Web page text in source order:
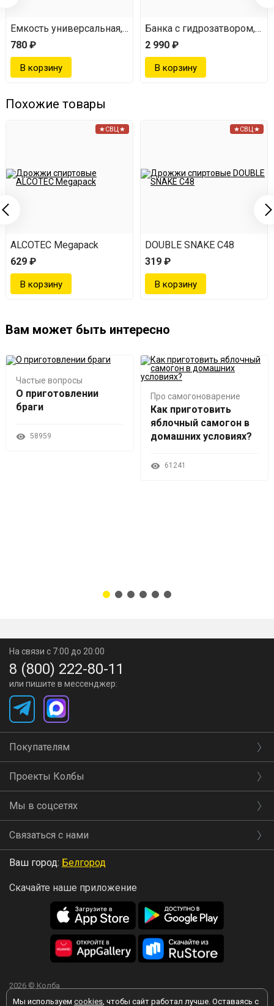
Емкость универсальная, 32 л
780 ₽
Банка с гидрозатвором, 25
2 990 ₽
Похожие товары
★СВЦ★
ALCOTEC Megapack
629 ₽
★СВЦ★
DOUBLE SNAKE C48
319 ₽
Вам может быть интересно
Частые вопросы
О приготовлении
браги
58959
Про самогоноварение
Как приготовить
яблочный самогон в
домашних условиях?
61241
Мы используем cookies, чтобы сайт работал лучше. Оставаясь с
На связи с 7:00 до 20:00
8 (800) 222-80-11
или пишите в мессенджер:
Покупателям
Проекты Колбы
Мы в соцсетях
Связаться с нами
Ваш город: Белгород
Скачайте наше приложение
2026 © Колба